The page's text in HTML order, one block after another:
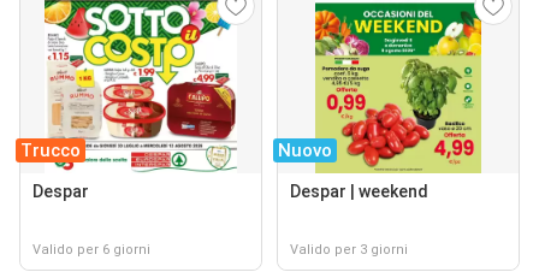
Trucco
Despar
Valido per 6 giorni
Nuovo
Despar | weekend
Valido per 3 giorni